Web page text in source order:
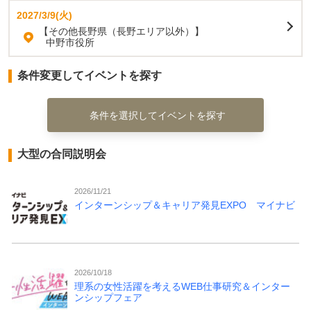
2027/3/9(火)
【その他長野県（長野エリア以外）】
中野市役所
条件変更してイベントを探す
条件を選択してイベントを探す
大型の合同説明会
2026/11/21
インターンシップ＆キャリア発見EXPO マイナビ
2026/10/18
理系の女性活躍を考えるWEB仕事研究＆インター
ンシップフェア